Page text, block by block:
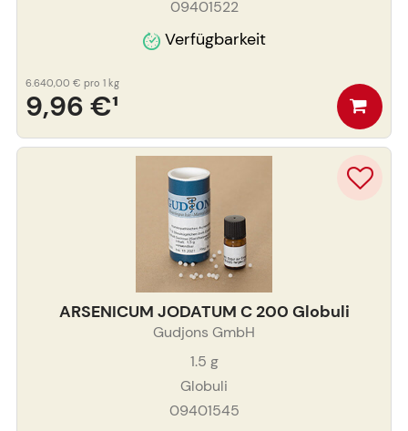
09401522
Verfügbarkeit
9,96 €¹
6.640,00 € pro 1 kg
ARSENICUM JODATUM C 200 Globuli
Gudjons GmbH
1.5 g
Globuli
09401545